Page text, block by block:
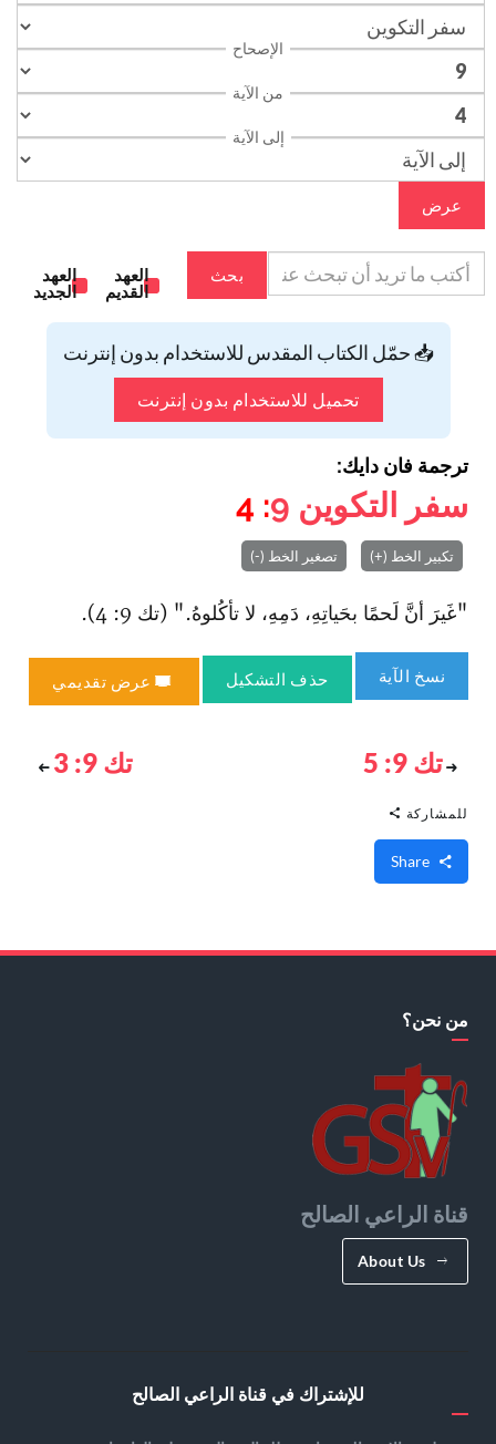
الإصحاح
من الآية
إلى الآية
عرض
بحث
العهد
القديم
العهد
الجديد
📥 حمّل الكتاب المقدس للاستخدام بدون إنترنت
تحميل للاستخدام بدون إنترنت
ترجمة فان دايك:
سفر التكوين 9
: 4
تكبير الخط (+) تصغير الخط (-)
"غَيرَ أنَّ لَحمًا بحَياتِهِ، دَمِهِ، لا تأكُلوهُ." (تك 9: 4).
نسخ الآية حذف التشكيل عرض تقديمي
تك 9: 5 تك 9: 3
للمشاركة
من نحن؟
قناة الراعي الصالح
About Us
للإشتراك في قناة الراعي الصالح